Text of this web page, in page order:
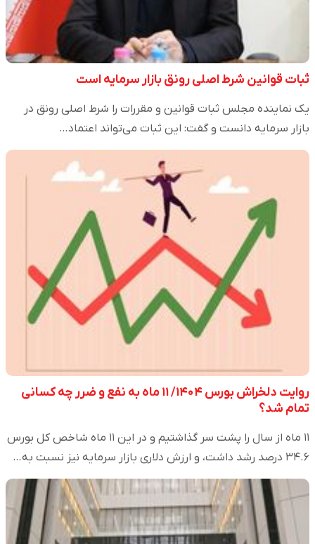
ثبات قوانین شرط اصلی رونق بازار سرمایه است
یک نماینده مجلس ثبات قوانین و مقررات را شرط اصلی رونق در
بازار سرمایه دانست و گفت: این ثبات می‌تواند اعتماد…
روایت دلخراش بورس ۱۴۰۴/ ۱۱ ماه به نفع و ضرر چه کسانی
تمام شد؟
۱۱ ماه از سال را پشت سر گذاشتیم و در این ۱۱ ماه شاخص کل بورس
۳۴.۶ درصد رشد داشت، و ارزش دلاری بازار سرمایه نیز نسبت به…